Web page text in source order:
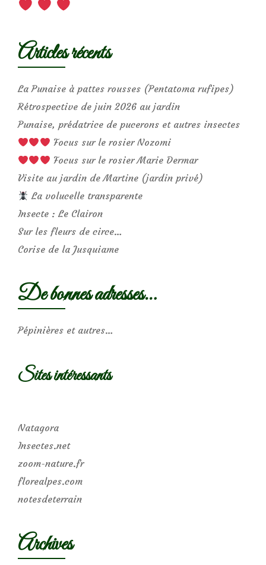
Articles récents
La Punaise à pattes rousses (Pentatoma rufipes)
Rétrospective de juin 2026 au jardin
Punaise, prédatrice de pucerons et autres insectes
Focus sur le rosier Nozomi
Focus sur le rosier Marie Dermar
Visite au jardin de Martine (jardin privé)
La volucelle transparente
Insecte : Le Clairon
Sur les fleurs de circe…
Corise de la Jusquiame
De bonnes adresses…
Pépinières et autres…
Sites intéressants
Natagora
Insectes.net
zoom-nature.fr
florealpes.com
notesdeterrain
Archives